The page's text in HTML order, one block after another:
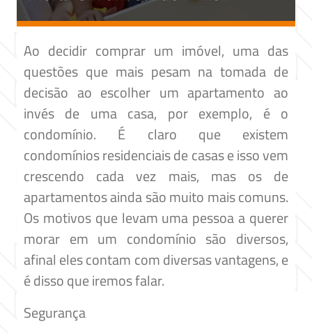
Ao decidir comprar um imóvel, uma das
questões que mais pesam na tomada de
decisão ao escolher um apartamento ao
invés de uma casa, por exemplo, é o
condomínio. É claro que existem
condomínios residenciais de casas e isso vem
crescendo cada vez mais, mas os de
apartamentos ainda são muito mais comuns.
Os motivos que levam uma pessoa a querer
morar em um condomínio são diversos,
afinal eles contam com diversas vantagens, e
é disso que iremos falar.
Segurança